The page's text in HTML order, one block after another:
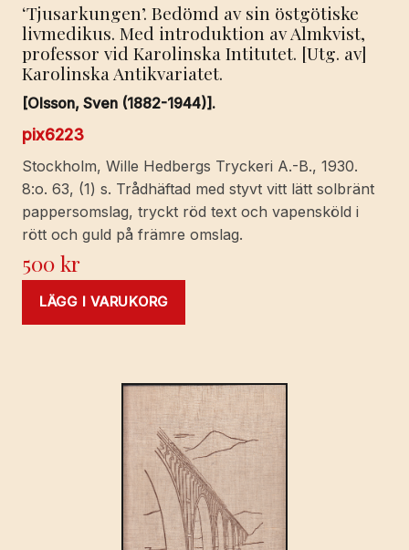
‘Tjusarkungen’. Bedömd av sin östgötiske
livmedikus. Med introduktion av Almkvist,
professor vid Karolinska Intitutet. [Utg. av]
Karolinska Antikvariatet.
[Olsson, Sven (1882-1944)].
pix6223
Stockholm, Wille Hedbergs Tryckeri A.-B., 1930.
8:o. 63, (1) s. Trådhäftad med styvt vitt lätt solbränt
pappersomslag, tryckt röd text och vapensköld i
rött och guld på främre omslag.
500kr
LÄGG I VARUKORG